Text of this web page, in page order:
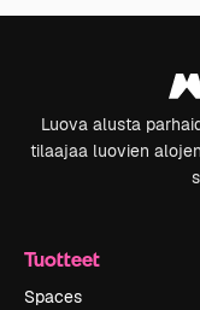
Luova alusta
tilaajaa luovien
Tuotteet
Spaces